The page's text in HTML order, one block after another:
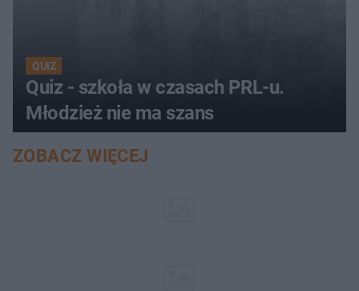
QUIZ
Quiz - szkoła w czasach PRL-u.
Młodzież nie ma szans
ZOBACZ WIĘCEJ